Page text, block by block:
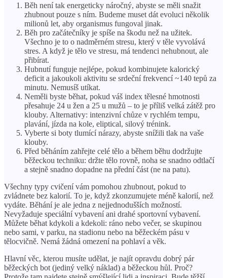
Běh není tak energeticky náročný, abyste se měli snažit
zhubnout pouze s ním. Budeme muset dát evoluci několik
milionů let, aby organismus fungoval jinak.
Běh pro začátečníky je spíše na škodu než na užitek.
Všechno je to o nadměrném stresu, který v těle vyvolává
stres. A když je tělo ve stresu, má tendenci nehubnout, ale
přibírat.
Hubnutí funguje nejlépe, pokud kombinujete kalorický
deficit a jakoukoli aktivitu se srdeční frekvencí ~140 tepů za
minutu. Nemusíš utíkat.
Neměli byste běhat, pokud váš index tělesné hmotnosti
přesahuje 24 u žen a 25 u mužů – to je příliš velká zátěž pro
klouby. Alternativy: intenzivní chůze v rychlém tempu,
plavání, jízda na kole, eliptical, silový trénink.
Vyberte si boty tlumící nárazy, abyste snížili tlak na vaše
klouby.
Před běháním zahřejte celé tělo a během běhu dodržujte
běžeckou techniku: držte tělo rovně, noha se snadno odtlačí
a stejně snadno dopadne na přední část (ne na patu).
Všechny typy cvičení vám pomohou zhubnout, pokud to
zvládnete bez kalorií. To je, když zkonzumujete méně kalorií, než
vydáte. Běhání je ale jedna z nejjednodušších možností.
Nevyžaduje speciální vybavení ani drahé sportovní vybavení.
Můžete běhat kdykoli a kdekoli: ráno nebo večer, se skupinou
nebo sami, v parku, na stadionu nebo na běžeckém pásu v
tělocvičně. Nemá žádná omezení na pohlaví a věk.
Hlavní věc, kterou musíte udělat, je najít opravdu dobrý pár
běžeckých bot (jediný velký náklad) a běžeckou hůl. Proč?